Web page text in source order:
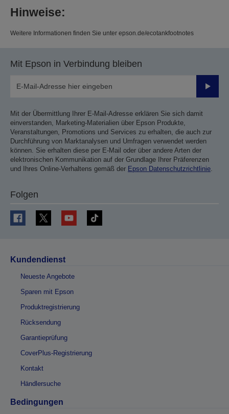
Hinweise:
Weitere Informationen finden Sie unter epson.de/ecotankfootnotes
Mit Epson in Verbindung bleiben
Mit der Übermittlung Ihrer E-Mail-Adresse erklären Sie sich damit
einverstanden, Marketing-Materialien über Epson Produkte,
Veranstaltungen, Promotions und Services zu erhalten, die auch zur
Durchführung von Marktanalysen und Umfragen verwendet werden
können. Sie erhalten diese per E-Mail oder über andere Arten der
elektronischen Kommunikation auf der Grundlage Ihrer Präferenzen
und Ihres Online-Verhaltens gemäß der Epson Datenschutzrichtlinie
Folgen
Kundendienst
Neueste Angebote
Sparen mit Epson
Produktregistrierung
Rücksendung
Garantieprüfung
CoverPlus-Registrierung
Kontakt
Händlersuche
Bedingungen